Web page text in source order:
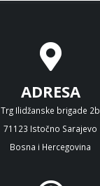
ADRESA
Trg Ilidžanske brigade 2b
71123 Istočno Sarajevo
Bosna i Hercegovina